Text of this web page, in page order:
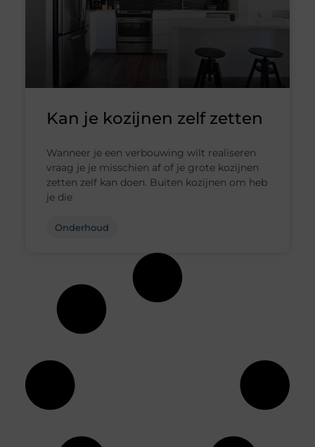
Kan je kozijnen zelf zetten
Wanneer je een verbouwing wilt realiseren
vraag je je misschien af of je grote kozijnen
zetten zelf kan doen. Buiten kozijnen om heb
je die
Onderhoud